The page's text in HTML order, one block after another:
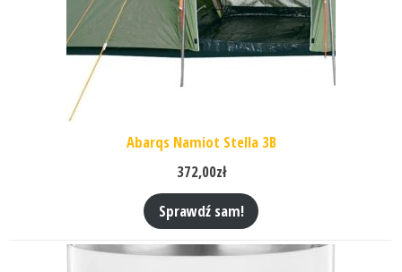
Abarqs Namiot Stella 3B
372,00zł
Sprawdź sam!